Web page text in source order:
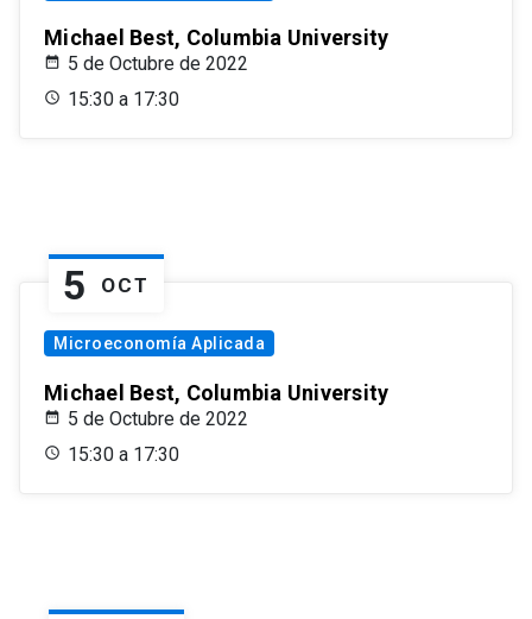
Michael Best, Columbia University
5 de Octubre de 2022
15:30 a 17:30
5 OCT
Microeconomía Aplicada
Michael Best, Columbia University
5 de Octubre de 2022
15:30 a 17:30